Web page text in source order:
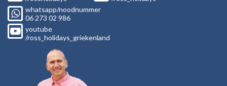
whatsapp/noodnummer
06 273 02 986
youtube
/ross_holidays_griekenland